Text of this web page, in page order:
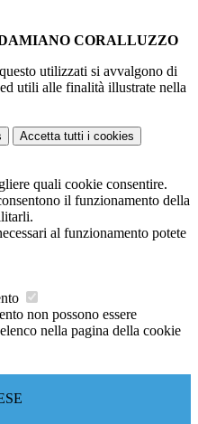
CORALLUZZO
utilizzati si avvalgono di
utili alle finalità illustrate nella
Accetta tutti i cookies
quali cookie consentire.
il funzionamento della
al funzionamento potete
non possono essere
nella pagina della cookie